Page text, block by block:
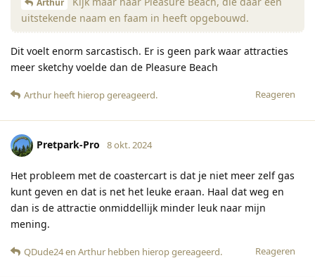
Arthur
uitstekende naam en faam in heeft opgebouwd.
Dit voelt enorm sarcastisch. Er is geen park waar attracties
meer sketchy voelde dan de Pleasure Beach
Reageren
Arthur heeft hierop gereageerd.
Pretpark-Pro 8 okt. 2024
Het probleem met de coastercart is dat je niet meer zelf gas
kunt geven en dat is net het leuke eraan. Haal dat weg en
dan is de attractie onmiddellijk minder leuk naar mijn
mening.
Reageren
QDude24en Arthur hebben hierop gereageerd.